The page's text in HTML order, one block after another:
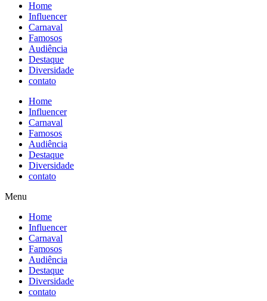
Home
Influencer
Carnaval
Famosos
Audiência
Destaque
Diversidade
contato
Home
Influencer
Carnaval
Famosos
Audiência
Destaque
Diversidade
contato
Menu
Home
Influencer
Carnaval
Famosos
Audiência
Destaque
Diversidade
contato